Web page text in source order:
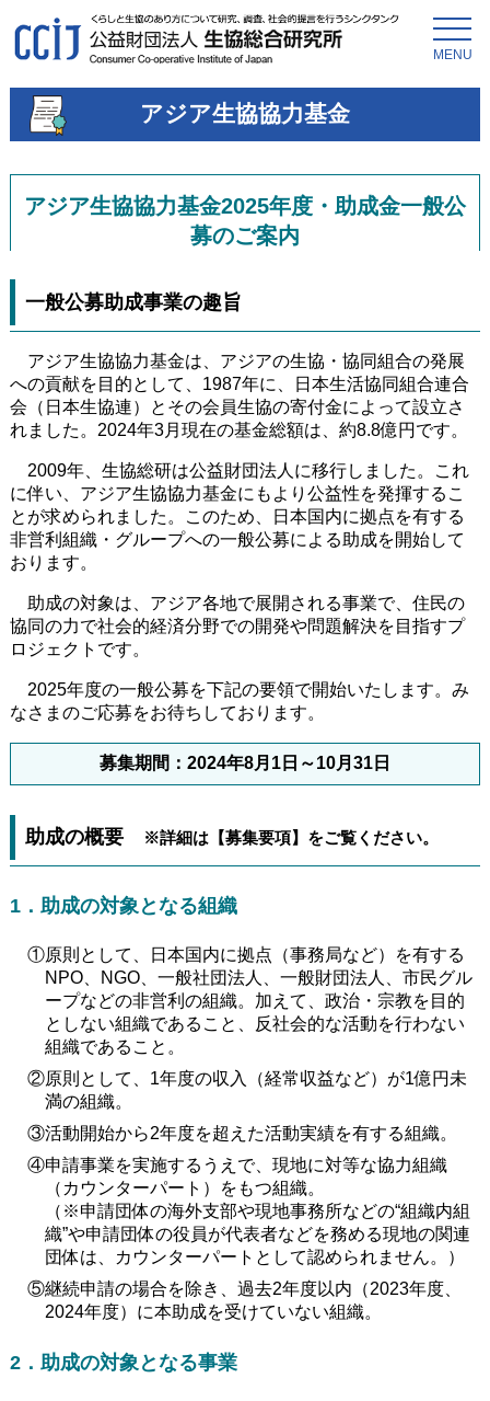
MENU
アジア生協協力基金
アジア生協協力基金2025年度・助成金一般公
募のご案内
一般公募助成事業の趣旨
アジア生協協力基金は、アジアの生協・協同組合の発展
への貢献を目的として、1987年に、日本生活協同組合連合
会（日本生協連）とその会員生協の寄付金によって設立さ
れました。2024年3月現在の基金総額は、約8.8億円です。
2009年、生協総研は公益財団法人に移行しました。これ
に伴い、アジア生協協力基金にもより公益性を発揮するこ
とが求められました。このため、日本国内に拠点を有する
非営利組織・グループへの一般公募による助成を開始して
おります。
助成の対象は、アジア各地で展開される事業で、住民の
協同の力で社会的経済分野での開発や問題解決を目指すプ
ロジェクトです。
2025年度の一般公募を下記の要領で開始いたします。み
なさまのご応募をお待ちしております。
募集期間：2024年8月1日～10月31日
助成の概要 ※詳細は【募集要項】をご覧ください。
1．助成の対象となる組織
①原則として、日本国内に拠点（事務局など）を有する
NPO、NGO、一般社団法人、一般財団法人、市民グル
ープなどの非営利の組織。加えて、政治・宗教を目的
としない組織であること、反社会的な活動を行わない
組織であること。
②原則として、1年度の収入（経常収益など）が1億円未
満の組織。
③活動開始から2年度を超えた活動実績を有する組織。
④申請事業を実施するうえで、現地に対等な協力組織
（カウンターパート）をもつ組織。
（※申請団体の海外支部や現地事務所などの“組織内組
織”や申請団体の役員が代表者などを務める現地の関連
団体は、カウンターパートとして認められません。）
⑤継続申請の場合を除き、過去2年度以内（2023年度、
2024年度）に本助成を受けていない組織。
2．助成の対象となる事業